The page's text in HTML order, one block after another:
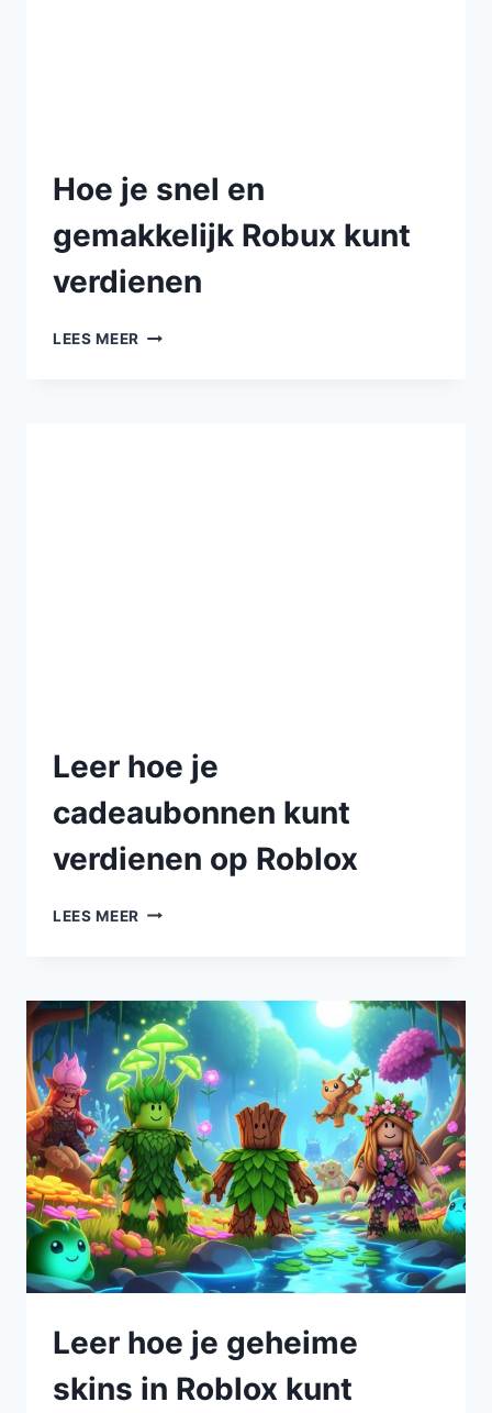
Hoe je snel en
gemakkelijk Robux kunt
verdienen
LEES MEER
Leer hoe je
cadeaubonnen kunt
verdienen op Roblox
LEES MEER
Leer hoe je geheime
skins in Roblox kunt